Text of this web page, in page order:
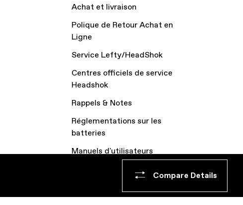
Compare Details
Achat et livraison
Polique de Retour Achat en
Ligne
Service Lefty/HeadShok
Centres officiels de service
Headshok
Rappels & Notes
Réglementations sur les
batteries
Manuels d'utilisateurs